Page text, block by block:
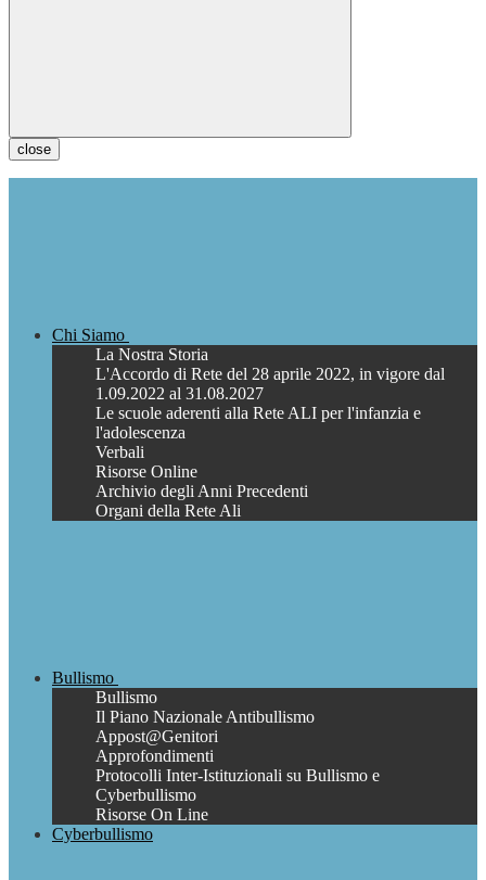
close
Chi Siamo
La Nostra Storia
L'Accordo di Rete del 28 aprile 2022, in vigore dal
1.09.2022 al 31.08.2027
Le scuole aderenti alla Rete ALI per l'infanzia e
l'adolescenza
Verbali
Risorse Online
Archivio degli Anni Precedenti
Organi della Rete Ali
Bullismo
Bullismo
Il Piano Nazionale Antibullismo
Appost@Genitori
Approfondimenti
Protocolli Inter-Istituzionali su Bullismo e
Cyberbullismo
Risorse On Line
Cyberbullismo